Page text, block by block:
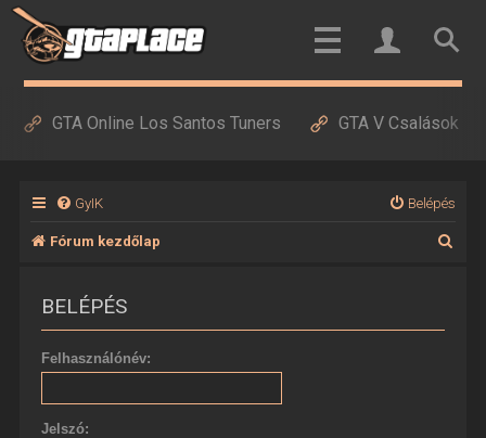
GTA Online Los Santos Tuners GTA V Csalások
GyIK Belépés
Fórum kezdőlap
BELÉPÉS
Felhasználónév:
Jelszó: